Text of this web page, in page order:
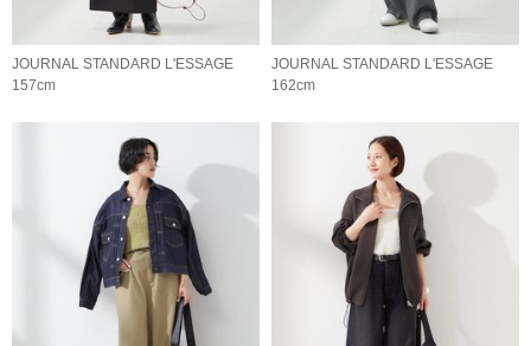
JOURNAL STANDARD L'ESSAGE
157cm
JOURNAL STANDARD L'ESSAGE
162cm